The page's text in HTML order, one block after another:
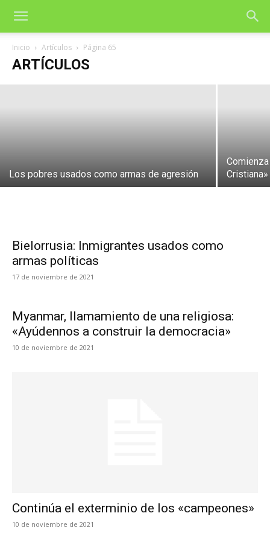
Inicio Artículos Página 65
ARTÍCULOS
Iglesia católica: Recuperar la dignidad
de los «los intocables» en Bangladés
5 de agosto de 2026
Los pobres usados como armas de agresión
Cristiana»
Bielorrusia: Inmigrantes usados como
armas políticas
17 de noviembre de 2021
Myanmar, llamamiento de una religiosa:
«Ayúdennos a construir la democracia»
10 de noviembre de 2021
Continúa el exterminio de los «campeones»
10 de noviembre de 2021